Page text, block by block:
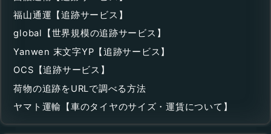
福山通運【追跡サービス】
global【世界規模の追跡サービス】
Yanwen 末文字YP【追跡サービス】
OCS【追跡サービス】
荷物の追跡をURLで調べる方法
ヤマト運輸【車のタイヤのサイズ・運賃について】